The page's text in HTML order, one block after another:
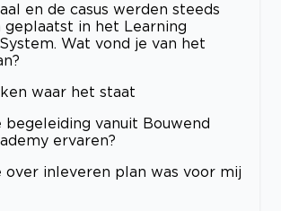
en de casus werden steeds
in het Learning
Wat vond je van het
waar het staat
begeleiding vanuit Bouwend
ervaren?
over inleveren plan was voor mij